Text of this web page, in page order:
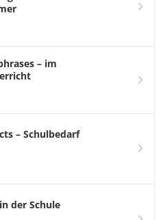
– im
– Schulbedarf
der Schule